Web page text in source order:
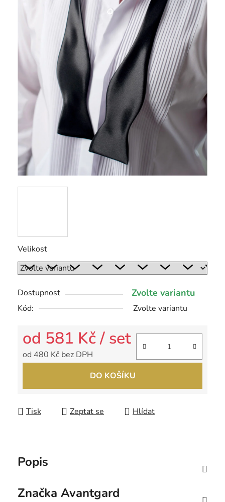
Velikost
Dostupnost Zvolte variantu
Kód: Zvolte variantu
od 581 Kč/ set
od 480 Kč bez DPH
DO KOŠÍKU
Tisk Zeptat se Hlídat
Popis
Značka Avantgard